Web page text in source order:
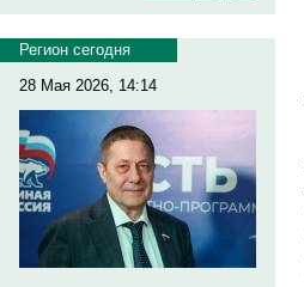
Регион сегодня
28 Мая 2026, 14:14